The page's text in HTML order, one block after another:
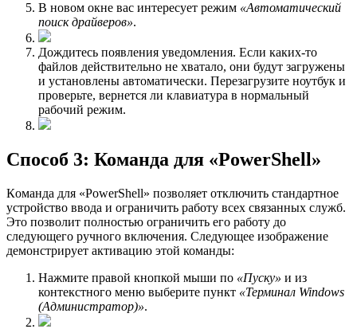
В новом окне вас интересует режим «Автоматический
поиск драйверов».
Дождитесь появления уведомления. Если каких-то
файлов действительно не хватало, они будут загружены
и установлены автоматически. Перезагрузите ноутбук и
проверьте, вернется ли клавиатура в нормальный
рабочий режим.
Способ 3: Команда для «PowerShell»
Кoманда для «PowerShell» позволяет отключить стандартное
устройство ввода и ограничить работу всех связанных служб.
Это позволит полностью ограничить его работу до
следующего ручного включения. Следующее изображение
демонстрирует активацию этой команды:
Нажмите правой кнопкой мыши по «Пуску» и из
контекстного меню выберите пункт «Терминал Windows
(Администратор)».